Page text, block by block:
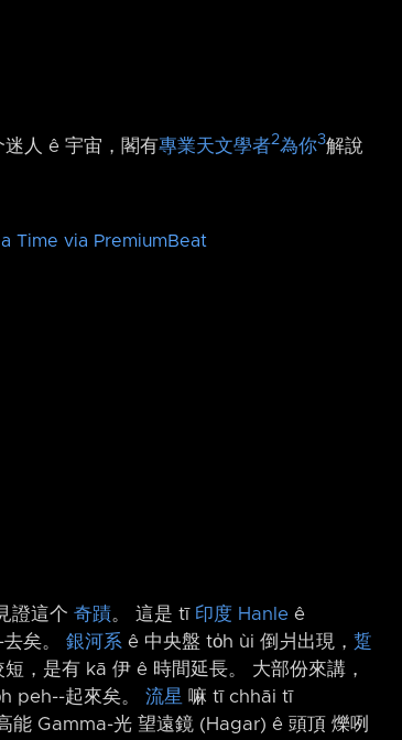
迷人 ê 宇宙，閣有專業天文學者2為你3解說
Time via PremiumBeat
證這个 奇蹟。 這是 tī 印度 Hanle ê
矣。 銀河系 ê 中央盤 to̍h ùi 倒爿出現， 踅
短，是有 kā 伊 ê 時間延長。 大部份來講，
peh-⁠-起來矣。 流星 嘛 tī chhāi tī
能 Gamma-光 望遠鏡 (Hagar) ê 頭頂 爍咧